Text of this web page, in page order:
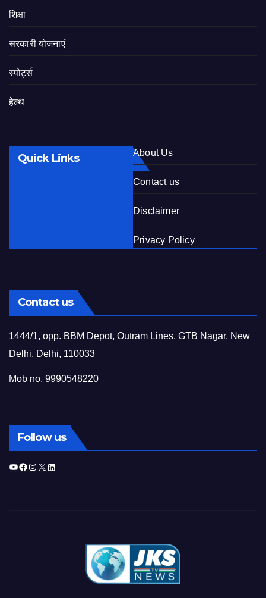
शिक्षा
सरकारी योजनाएं
स्पोर्ट्स
हेल्थ
Quick Links About Us
Contact us
Disclaimer
Privacy Policy
Contact us
1444/1, opp. BBM Depot, Outram Lines, GTB Nagar, New
Delhi, Delhi, 110033
Mob no. 9990548220
Follow us
YouTube
Facebook
Instagram
X LinkedIn